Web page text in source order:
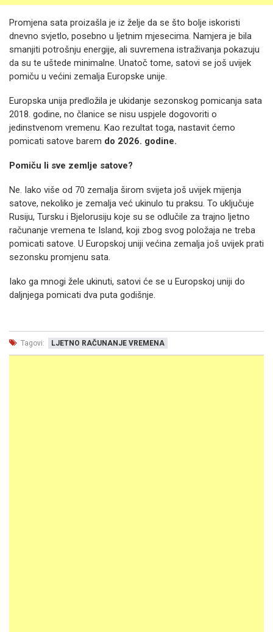
Promjena sata proizašla je iz želje da se što bolje iskoristi
dnevno svjetlo, posebno u ljetnim mjesecima. Namjera je bila
smanjiti potrošnju energije, ali suvremena istraživanja pokazuju
da su te uštede minimalne. Unatoč tome, satovi se još uvijek
pomiču u većini zemalja Europske unije.
Europska unija predložila je ukidanje sezonskog pomicanja sata
2018. godine, no članice se nisu uspjele dogovoriti o
jedinstvenom vremenu. Kao rezultat toga, nastavit ćemo
pomicati satove barem do 2026. godine.
Pomiču li sve zemlje satove?
Ne. Iako više od 70 zemalja širom svijeta još uvijek mijenja
satove, nekoliko je zemalja već ukinulo tu praksu. To uključuje
Rusiju, Tursku i Bjelorusiju koje su se odlučile za trajno ljetno
računanje vremena te Island, koji zbog svog položaja ne treba
pomicati satove. U Europskoj uniji većina zemalja još uvijek prati
sezonsku promjenu sata.
Iako ga mnogi žele ukinuti, satovi će se u Europskoj uniji do
daljnjega pomicati dva puta godišnje.
Tagovi: LJETNO RAČUNANJE VREMENA